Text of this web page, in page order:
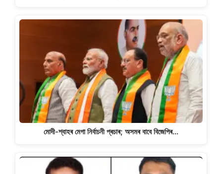
মোদী-শ্বাহৰ মেগা নিৰ্বাচনী প্ৰচাৰ; অসমৰ বাবে বিজেপিৰ…